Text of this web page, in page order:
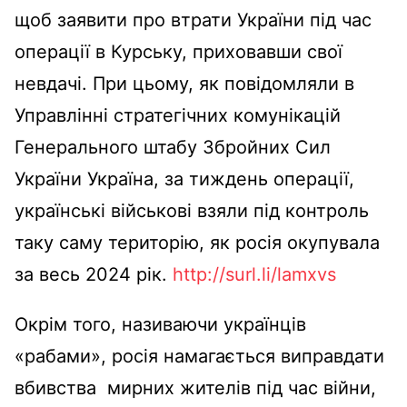
щоб заявити про втрати України під час
операції в Курську, приховавши свої
невдачі. При цьому, як повідомляли в
Управлінні стратегічних комунікацій
Генерального штабу Збройних Сил
України Україна, за тиждень операції,
українські військові взяли під контроль
таку саму територію, як росія окупувала
за весь 2024 рік. http://surl.li/lamxvs
Окрім того, називаючи українців
«рабами», росія намагається виправдати
вбивства мирних жителів під час війни,